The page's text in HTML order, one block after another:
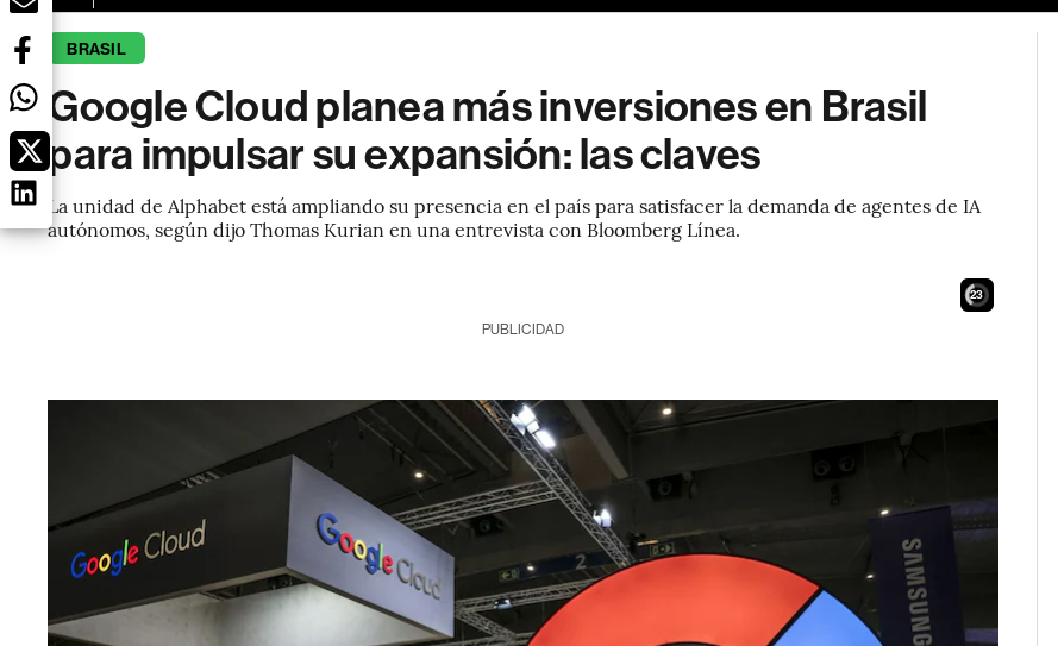
BRASIL
Google Cloud planea más inversiones en Brasil
para impulsar su expansión: las claves
La unidad de Alphabet está ampliando su presencia en el país para satisfacer la demanda de agentes de IA
autónomos, según dijo Thomas Kurian en una entrevista con Bloomberg Línea.
21
PUBLICIDAD